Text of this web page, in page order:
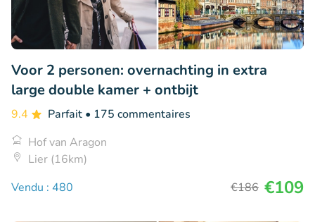
Voor 2 personen: overnachting in extra
large double kamer + ontbijt
9.4 Parfait • 175 commentaires
Hof van Aragon
Lier (16km)
Vendu : 480
€186 €109